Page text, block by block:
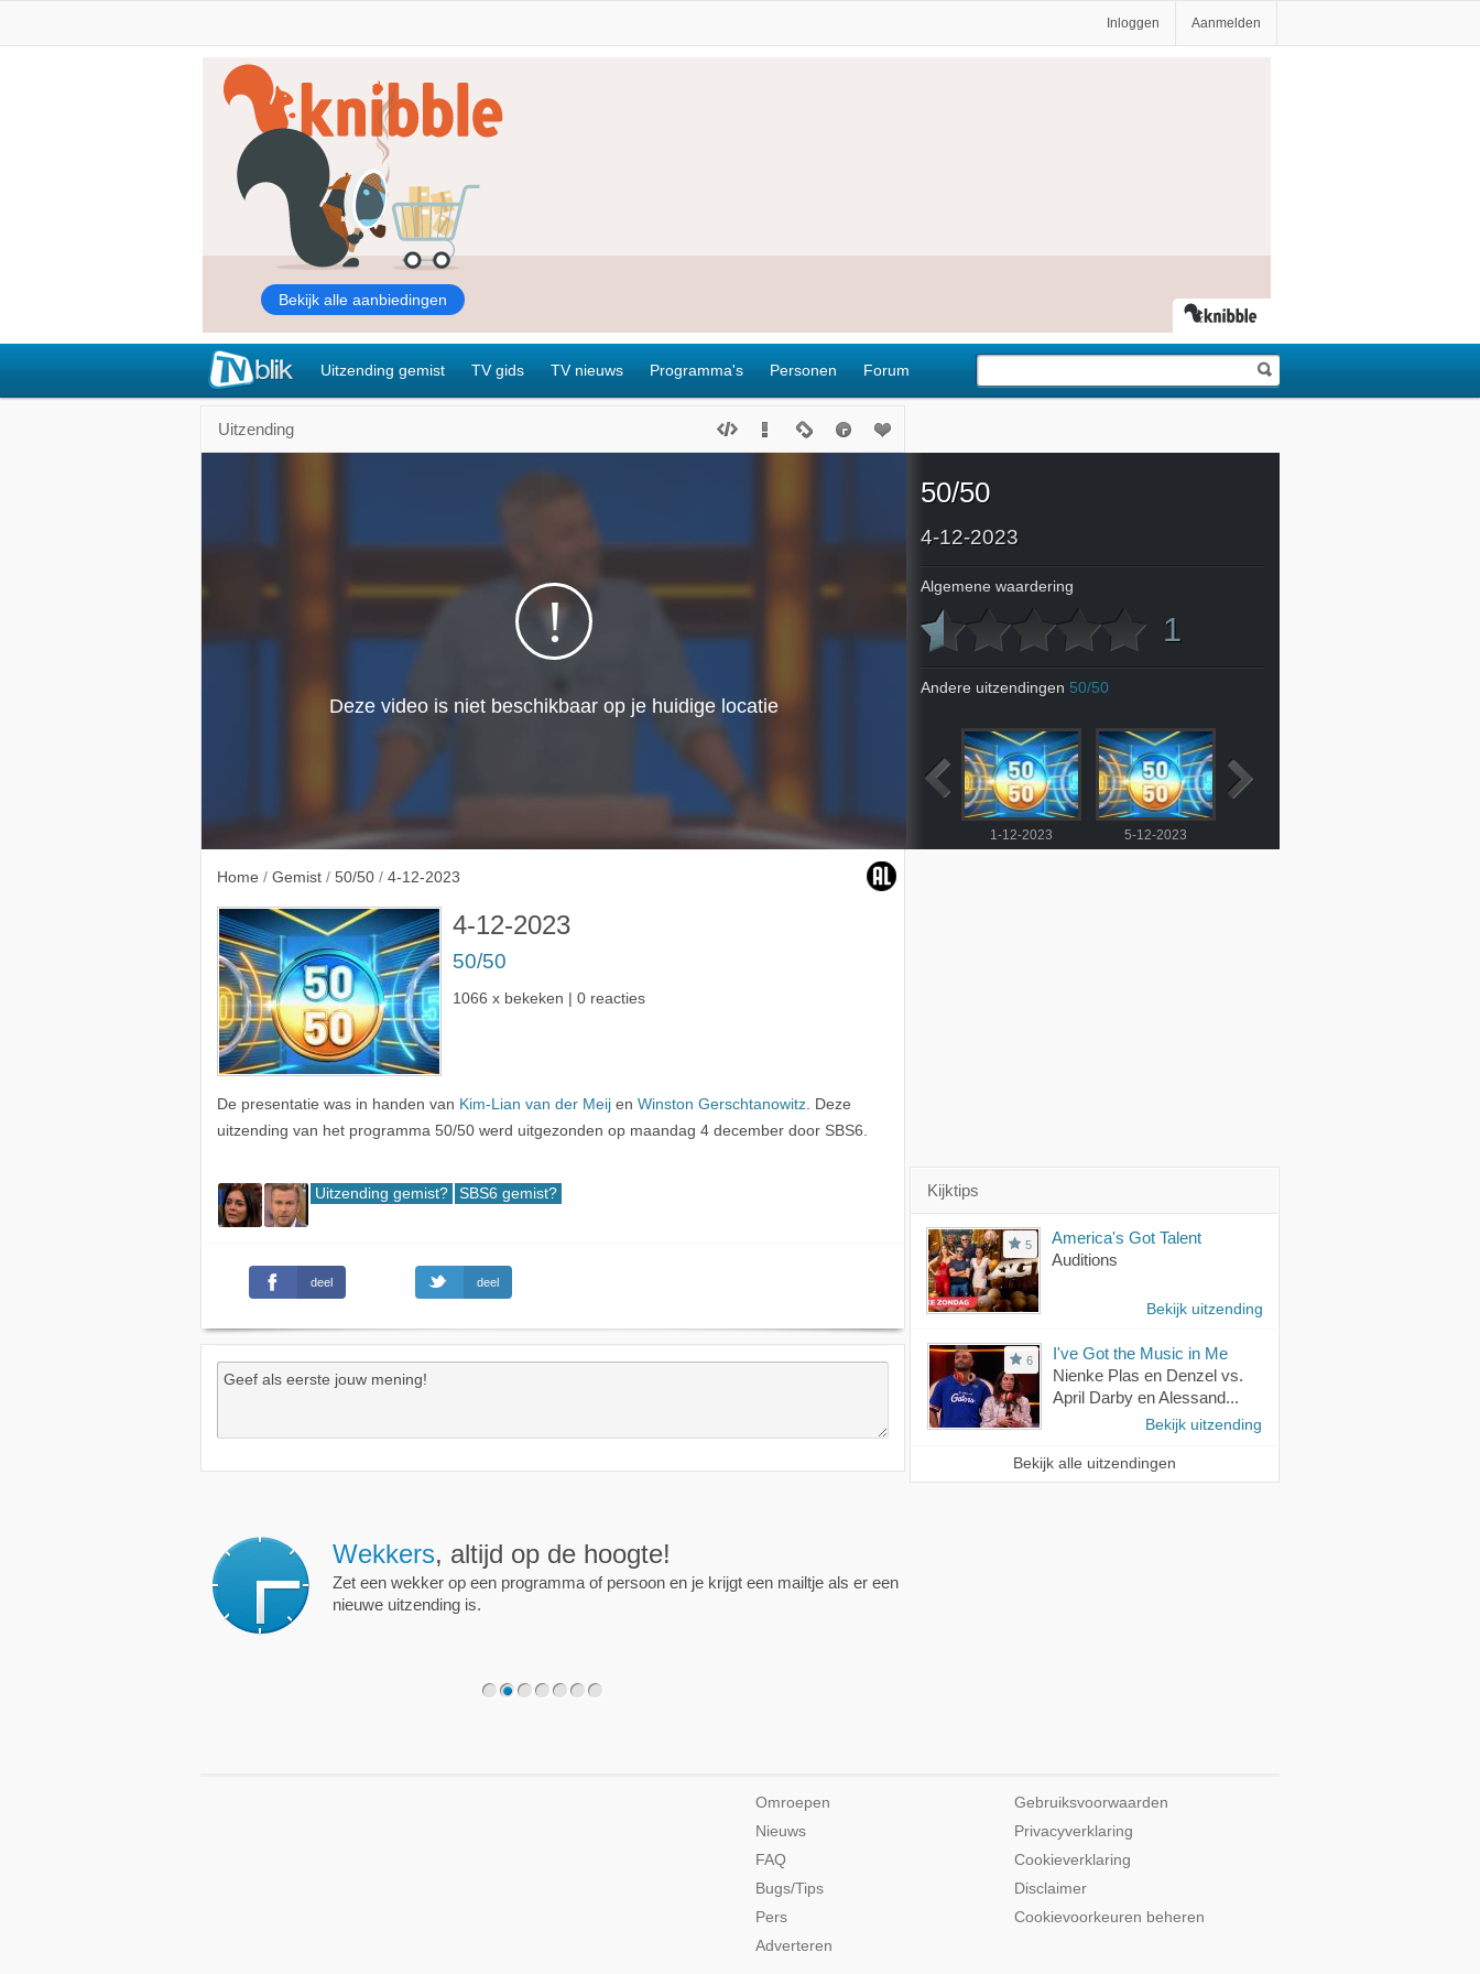
Inloggen Aanmelden
Uitzending gemist TV gids TV nieuws Programma's Personen Forum
Uitzending
Home / Gemist / 50/50 / 4-12-2023
4-12-2023
50/50
1066 x bekeken | 0 reacties
De presentatie was in handen van Kim-Lian van der Meij en Winston Gerschtanowitz . Deze
uitzending van het programma 50/50 werd uitgezonden op maandag 4 december door SBS6.
Uitzending gemist? SBS6 gemist?
deel deel
50/50
4-12-2023
Algemene waardering
1
Andere uitzendingen 50/50
29-11-2023 1-12-2023 5-12-2023
Kijktips
5
America's Got Talent
Auditions
Bekijk uitzending
6
I've Got the Music in Me
Nienke Plas en Denzel vs.
April Darby en Alessand...
Bekijk uitzending
Bekijk alle uitzendingen
Wekkers, altijd op de hoogte!
Zet een wekker op een programma of persoon en je krijgt een mailtje als er een
nieuwe uitzending is.
Omroepen
Nieuws
FAQ
Bugs/Tips
Pers
Adverteren
Gebruiksvoorwaarden
Privacyverklaring
Cookieverklaring
Disclaimer
Cookievoorkeuren beheren